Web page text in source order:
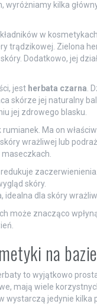
kilka
w
trądzikowej. Zielona
Dodatkowo, jej
jest herbata czarna .
skórze jej naturalny
jej zdrowego blasku.
rumianek. Ma on
wrażliwej lub
zaczerwienienia.
skóry.
idealna dla skóry
może znacząco
na
to wyjątkowo
mają wiele
wystarczą jedynie